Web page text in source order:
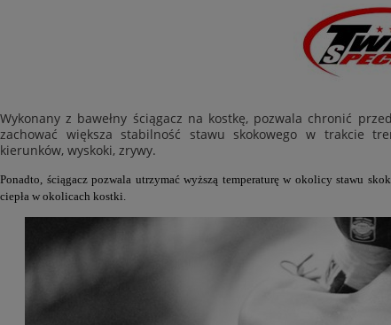
Wykonany z bawełny ściągacz na kostkę, pozwala chronić
zachować większa stabilność stawu skokowego w trakcie
kierunków, wyskoki, zrywy.
Ponadto, ściągacz pozwala utrzymać wyższą temperaturę w okolicy stawu
ciepła w okolicach kostki.